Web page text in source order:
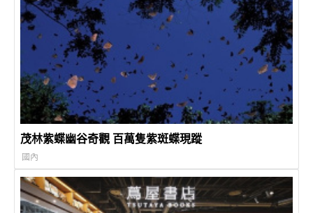
茂林紫蝶幽谷奇觀 百萬隻紫斑蝶現蹤
國內